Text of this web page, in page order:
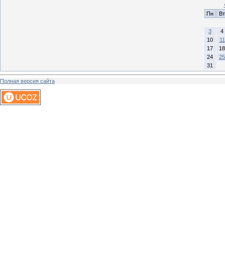
Пн
Вт
3
4
10
11
17
18
24
25
31
Полная версия сайта